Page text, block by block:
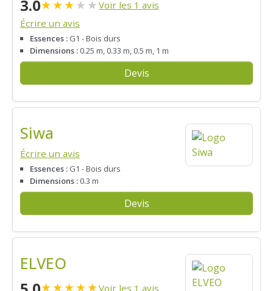
3.0★★★★ ★ Voir les 1 avis
Écrire un avis
Essences : G1 - Bois durs
Dimensions : 0.25 m, 0.33 m, 0.5 m, 1 m
Devis
Siwa
Écrire un avis
Essences : G1 - Bois durs
Dimensions : 0.3 m
Devis
ELVEO
★★★★★Voir les 1 avis